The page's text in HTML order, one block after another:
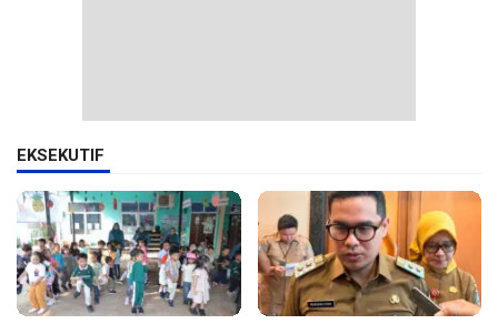
EKSEKUTIF